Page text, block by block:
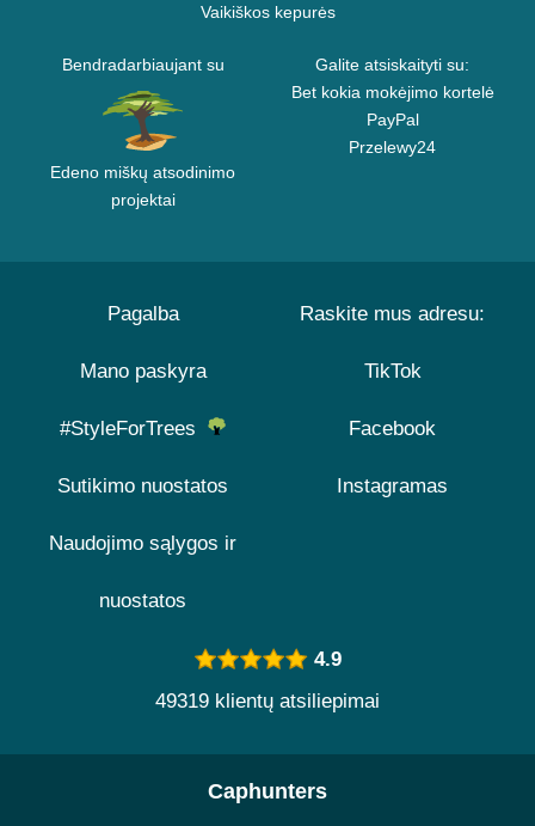
Vaikiškos kepurės
Bendradarbiaujant su
Edeno miškų atsodinimo
projektai
Galite atsiskaityti su:
Bet kokia mokėjimo kortelė
PayPal
Przelewy24
Pagalba
Mano paskyra
#StyleForTrees
Sutikimo nuostatos
Naudojimo sąlygos ir
nuostatos
Raskite mus adresu:
TikTok
Facebook
Instagramas
4.9
49319 klientų atsiliepimai
Caphunters